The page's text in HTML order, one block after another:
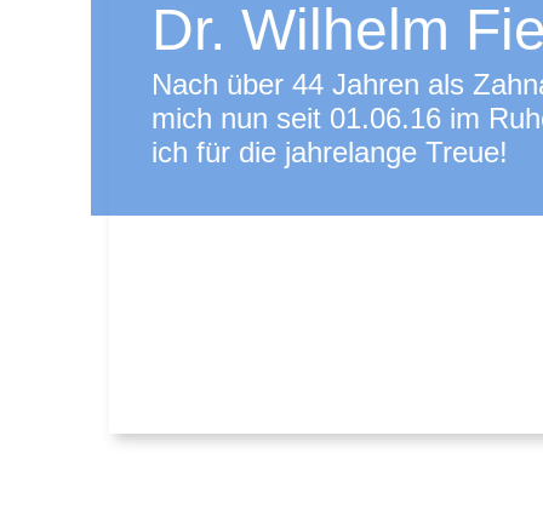
Dr. Wilhelm
Nach über 44 Jahren als
mich nun seit 01.06.16 im
ich für die jahrelange Treue!